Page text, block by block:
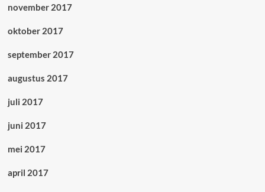
november 2017
oktober 2017
september 2017
augustus 2017
juli 2017
juni 2017
mei 2017
april 2017